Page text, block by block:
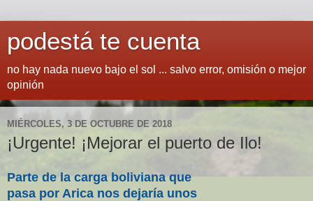
podestá te cuenta
no hay nada nuevo bajo el sol ... salvo error, omisión o mejor
opinión
MIÉRCOLES, 3 DE OCTUBRE DE 2018
¡Urgente! ¡Mejorar el puerto de Ilo!
Parte de la carga boliviana que
pasa por Arica nos dejaría unos